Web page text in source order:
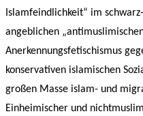
Islamfeindlichkeit“ im
angeblichen
Anerkennungsfetischismus
konservativen islamischen
großen Masse islam- und
Einheimischer und